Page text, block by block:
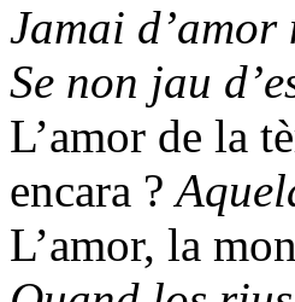
Jamai
Se non jau
L’amor de la
encara ?
L’amor, la